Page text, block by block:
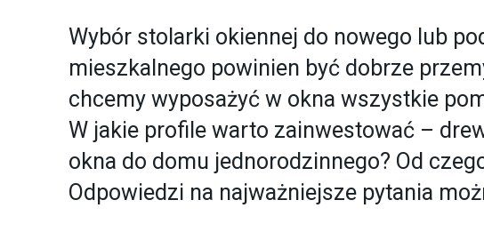
Wybór stolarki okiennej do nowego lub
mieszkalnego powinien być dobrze
chcemy wyposażyć w okna wszystkie
W jakie profile warto zainwestować –
okna do domu jednorodzinnego? Od
Odpowiedzi na najważniejsze pytania